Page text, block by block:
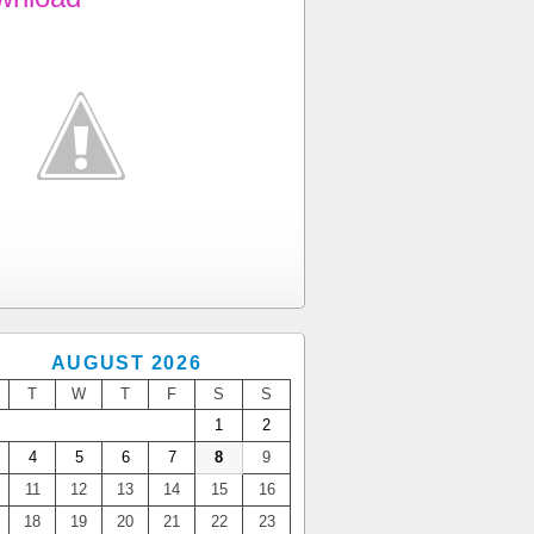
AUGUST 2026
T W T F S
S
1
2
4 5 6 7 8
9
11 12 13 14 15
16
18 19 20 21 22
23